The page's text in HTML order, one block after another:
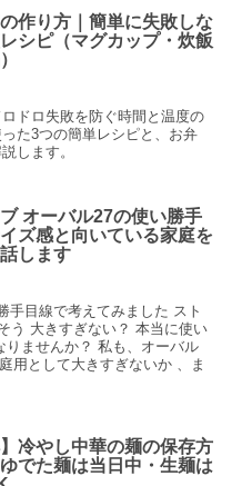
作り方｜簡単に失敗しな
シピ（マグカップ・炊飯
ドロ失敗を防ぐ時間と温度の
た3つの簡単レシピと、お弁
します。
オーバル27の使い勝手
ズ感と向いている家庭を
します
手目線で考えてみました スト
う 大きすぎない？ 本当に使い
りませんか？ 私も、オーバル
用として大きすぎないか 、ま
】冷やし中華の麺の保存方
でた麺は当日中・生麺は